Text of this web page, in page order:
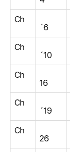
Ch
´6
Ch
´10
Ch
16
Ch
´19
Ch
26